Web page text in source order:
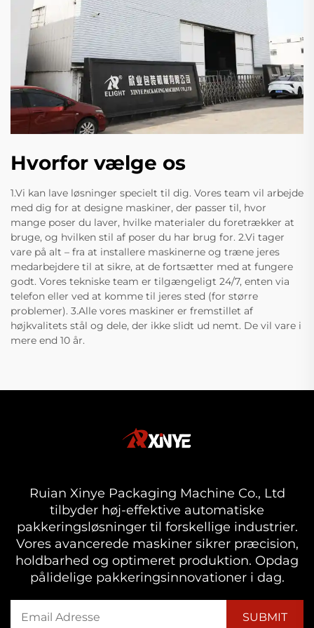
Hvorfor vælge os
1.Vi kan lave løsninger specielt til dig. Vores team vil arbejde
med dig for at designe maskiner, der passer til, hvor
mange poser du laver, hvilke materialer du foretrækker at
bruge, og hvilken stil af poser du har brug for. 2.Vi tager
vare på alt – fra at installere maskinerne og træne jeres
medarbejdere til at sikre, at de fortsætter med at fungere
godt. Vores tekniske team er tilgængeligt 24/7, enten via
telefon eller ved at komme til jeres sted (for større
problemer). 3.Alle vores maskiner er fremstillet af
højkvalitets stål og dele, der ikke slidt ud nemt. De vil vare i
mere end 10 år.
Ruian Xinye Packaging Machine Co., Ltd
tilbyder høj-effektive automatiske
pakkeringsløsninger til forskellige industrier.
Vores avancerede maskiner sikrer præcision,
holdbarhed og optimeret produktion. Opdag
pålidelige pakkeringsinnovationer i dag.